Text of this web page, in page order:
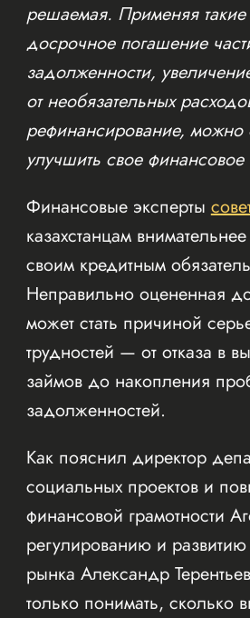
решаемая. Применяя
досрочное погашение
задолженности,
от необязательных
рефинансирование, можно
улучшить свое
Финансовые эксперты
казахстанцам
своим кредитным
Неправильно оцененная
может стать причиной
трудностей — от отказа в
займов до накопления
задолженностей.
Как пояснил директор
социальных проектов и
финансовой грамотности
регулированию и
рынка Александр
только понимать, сколько